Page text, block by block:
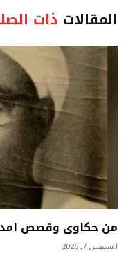
المقالات ذات
من حكاوى وقصص
أغسطس 7, 2026